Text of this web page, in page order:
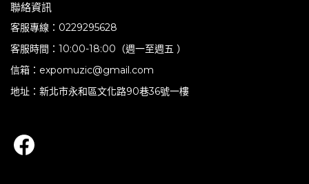
聯絡資訊
客服專線：0229295628
客服時間：10:00-18:00（週一至週五 ）
信箱：expomuzic@gmail.com
地址：新北市永和區文化路90巷36號一樓